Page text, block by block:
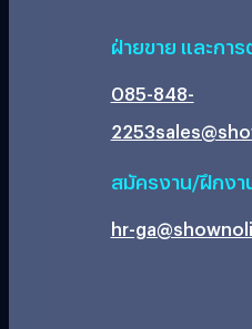
ฝ่ายขาย และการ
085-848-
2253
สมัครงาน/ฝึกงา
hr-